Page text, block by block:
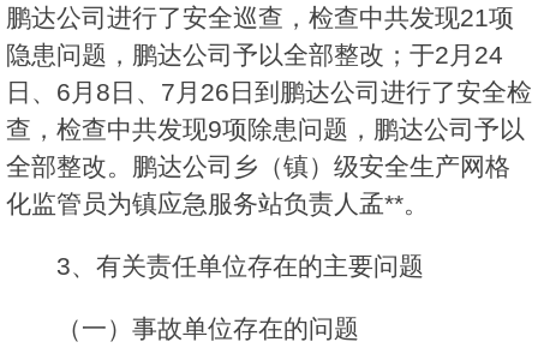
鹏达公司进行了安全巡查，检查中共发现21项
隐患问题，鹏达公司予以全部整改；于2月24
日、6月8日、7月26日到鹏达公司进行了安全检
查，检查中共发现9项除患问题，鹏达公司予以
全部整改。鹏达公司乡（镇）级安全生产网格
化监管员为镇应急服务站负责人孟**。
3、有关责任单位存在的主要问题
（一）事故单位存在的问题